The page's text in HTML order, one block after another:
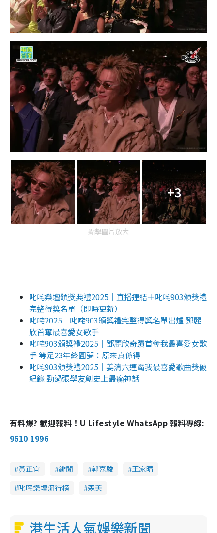
+3
點擊圖片放大
叱咤樂壇頒獎典禮2025｜直播連結＋叱咤903頒獎禮
完整得獎名單（即時更新）
叱咤2025｜叱咤903頒獎禮完整得獎名單出爐 鄧麗
欣首奪最喜愛女歌手
叱咤903頒獎禮2025｜鄧麗欣奇蹟首奪我最喜愛女歌
手 等足23年終圓夢：原來真係得
叱咤903頒獎禮2025｜姜濤六連霸我最喜愛歌曲獎破
紀錄 勁過張學友創史上最癲神話
有料爆? 歡迎報料！U Lifestyle WhatsApp 報料專線:
9610 1996
黃正宜 緋聞 郭嘉駿
王家晴
叱咤樂壇流行榜
森美
港生活人氣娛樂新聞